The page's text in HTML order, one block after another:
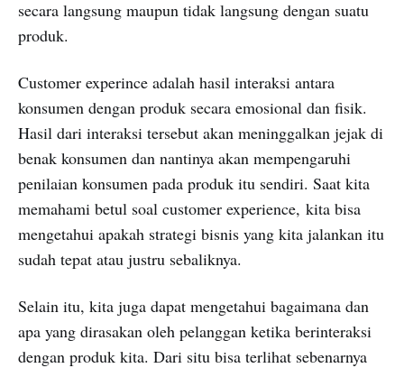
secara langsung maupun tidak langsung dengan suatu
produk.
Customer experince adalah hasil interaksi antara
konsumen dengan produk secara emosional dan fisik.
Hasil dari interaksi tersebut akan meninggalkan jejak di
benak konsumen dan nantinya akan mempengaruhi
penilaian konsumen pada produk itu sendiri. Saat kita
memahami betul soal customer experience, kita bisa
mengetahui apakah strategi bisnis yang kita jalankan itu
sudah tepat atau justru sebaliknya.
Selain itu, kita juga dapat mengetahui bagaimana dan
apa yang dirasakan oleh pelanggan ketika berinteraksi
dengan produk kita. Dari situ bisa terlihat sebenarnya